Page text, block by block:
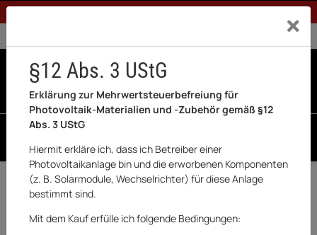
1% Rabatt bei Banküberweisung (Privatkunden)Exklusiv
Zurück Werkzeuge
§12 Abs. 3 UStG
Erklärung zur Mehrwertsteuerbefreiung für
Photovoltaik-Materialien und -Zubehör gemäß §12
Abs. 3 UStG
Hiermit erkläre ich, dass ich Betreiber einer
Photovoltaikanlage bin und die erworbenen Komponenten
(z. B. Solarmodule, Wechselrichter) für diese Anlage
bestimmt sind.
Mit dem Kauf erfülle ich folgende Bedingungen: